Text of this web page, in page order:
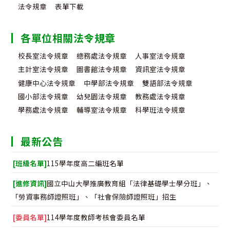
法令規章 表單下載
各單位相關法令規章
校長室法令規章 總務處法令規章
人事室法令規章
主計室法令規章
圖書館法令規章
資訊室法令規章
健康中心法令規章
中學部法令規章
雙語部法令規章
國小部法令規章
幼兒園法令規章
教務處法令規章
學務處法令規章
輔導室法令規章 科學班法令規章
最新公告
[班級名單]115學年度高二編班名單
[進修資訊]國立中山大學推廣教育組「法律基礎學士學分班」、
「勞資事務師證照班」、「社會保險師證照班」招生
[委員名單]114學年度教師考核會委員名單